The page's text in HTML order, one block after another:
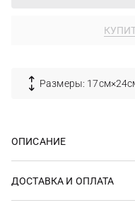
Размеры:
ОПИСАНИЕ
ДОСТАВКА И ОПЛАТА